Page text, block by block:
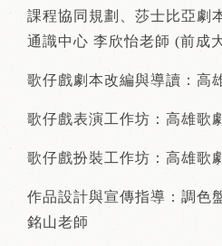
課程協同規劃、莎士比亞劇
通識中心 李欣怡老師 (前成
歌仔戲劇本改編與導讀：高
歌仔戲表演工作坊：高雄歌
歌仔戲扮裝工作坊：高雄歌
作品設計與宣傳指導：調色
銘山老師